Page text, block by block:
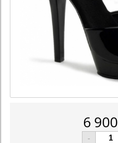
6 900
-